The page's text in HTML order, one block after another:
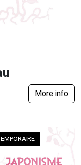
More info